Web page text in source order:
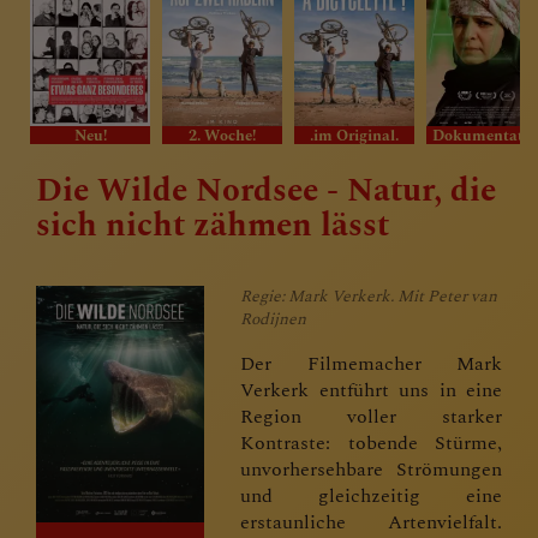
Neu! 2. Woche! .im Original.
Die Wilde Nordsee - Natur, die
sich nicht zähmen lässt
Regie: Mark Verkerk. Mit Peter van
Rodijnen
Der Filmemacher Mark
Verkerk entführt uns in eine
Region voller starker
Kontraste: tobende Stürme,
unvorhersehbare Strömungen
und gleichzeitig eine
erstaunliche Artenvielfalt.